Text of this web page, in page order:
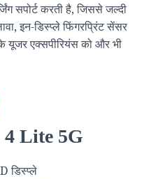
सपोर्ट करती है, जिससे जल्दी
इन-डिस्प्ले फिंगरप्रिंट सेंसर
यूजर एक्सपीरियंस को और भी
Lite 5G
डिस्प्ले